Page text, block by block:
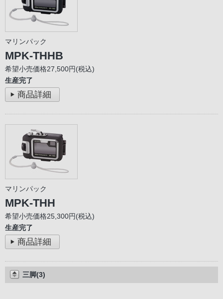
マリンパック
MPK-THHB
希望小売価格27,500円(税込)
生産完了
商品詳細
マリンパック
MPK-THH
希望小売価格25,300円(税込)
生産完了
商品詳細
三脚(3)